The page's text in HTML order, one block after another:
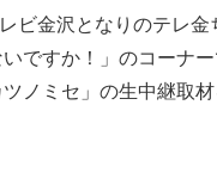
ビ金沢となりのテレ金
ですか！」のコーナ
ノミセ」の生中継取